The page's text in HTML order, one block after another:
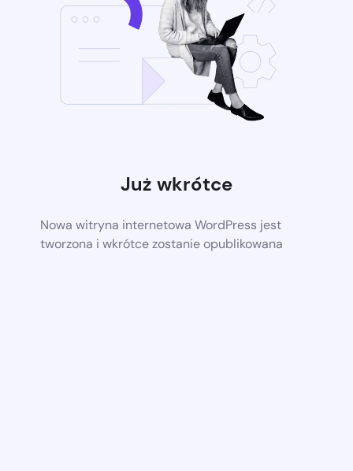
Już wkrótce
Nowa witryna internetowa WordPress jest
tworzona i wkrótce zostanie opublikowana